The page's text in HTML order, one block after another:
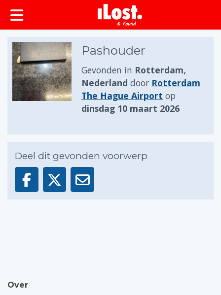
Pashouder
Gevonden in Rotterdam,
Nederland door Rotterdam
The Hague Airport op
dinsdag 10 maart 2026
Deel dit gevonden voorwerp
Over